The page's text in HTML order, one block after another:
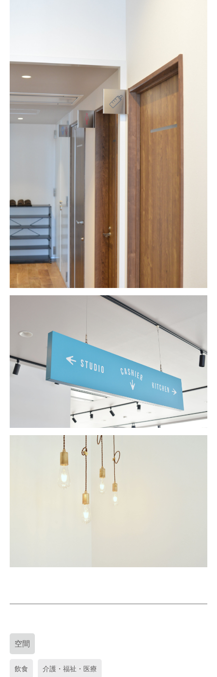
空間
飲食 介護・福祉・医療